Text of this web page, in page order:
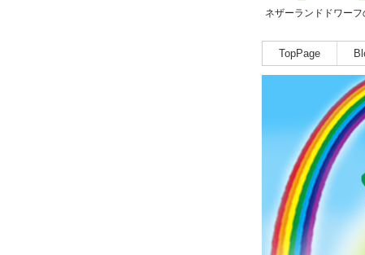
ネザーランドドワー
TopPage